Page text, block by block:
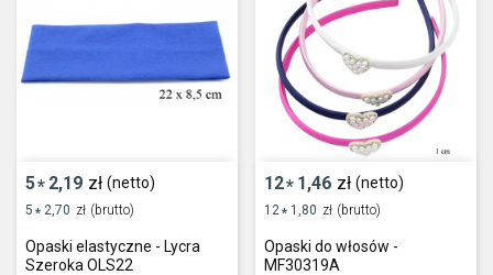
5* 2,19 zł (netto)
5 * 2,70 zł (brutto)
Opaski elastyczne - Lycra
Szeroka OLS22
12* 1,46 zł (netto)
12* 1,80 zł (brutto)
Opaski do włosów -
MF30319A